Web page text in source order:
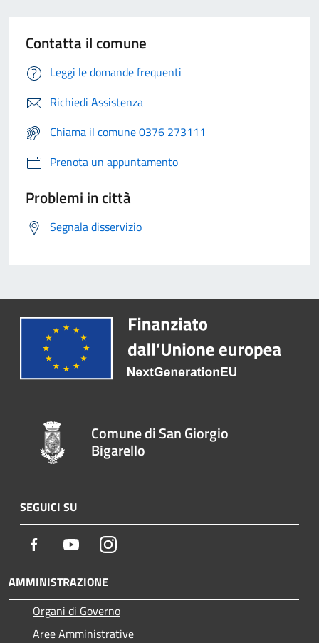
Contatta il comune
Leggi le domande frequenti
Richiedi Assistenza
Chiama il comune 0376 273111
Prenota un appuntamento
Problemi in città
Segnala disservizio
Comune di San Giorgio
Bigarello
SEGUICI SU
Facebook YoutubeInstagram
AMMINISTRAZIONE
Organi di Governo
Aree Amministrative